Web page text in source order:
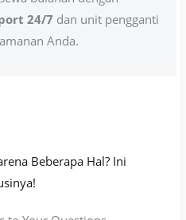
24/7 dan unit pengganti
Anda.
Beberapa Hal? Ini